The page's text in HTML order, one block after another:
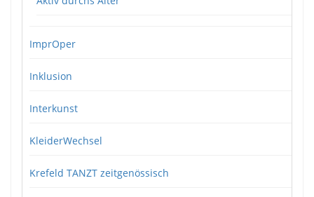
ImprOper
Inklusion
Interkunst
KleiderWechsel
Krefeld TANZT zeitgenössisch